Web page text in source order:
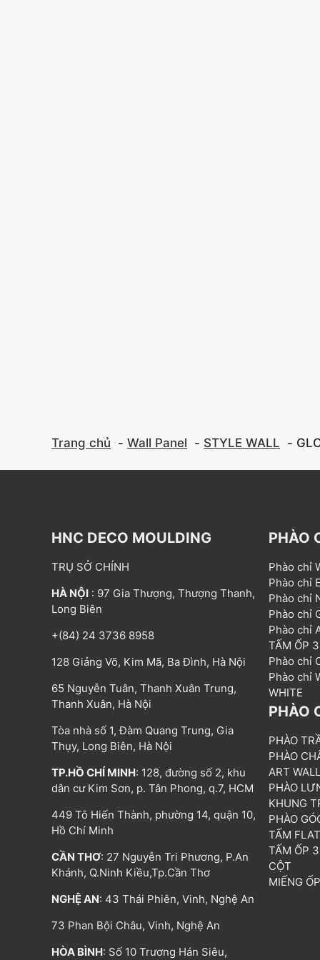
Trang chủ Wall Panel STYLE WALL
HNC DECO MOULDING
TRỤ SỞ CHÍNH
HÀ NỘI : 97 Gia Thượng, Thượng Thanh,
Long Biên
+(84) 24 3736 8958
128 Giảng Võ, Kim Mã, Ba Đình, Hà Nội
65 Nguyễn Tuân, Thanh Xuân Trung,
Thanh Xuân, Hà Nội
Tòa nhà số 1, Đàm Quang Trung, Gia
Thụy, Long Biên, Hà Nội
TP.HỒ CHÍ MINH: 128, đường số 2, khu
dân cư Kim Sơn, p. Tân Phong, q.7, HCM
449 Tô Hiến Thành, phường 14, quận 10,
Hồ Chí Minh
CẦN THƠ: 27 Nguyễn Tri Phương, P.An
Khánh, Q.Ninh Kiều,Tp.Cần Thơ
NGHỆ AN: 43 Thái Phiên, Vinh, Nghệ An
73 Phan Bội Châu, Vinh, Nghệ An
HÒA BÌNH: Số 10 Trương Hán Siêu,
PHÀO
Phào chỉ
Phào chỉ
Phào chỉ
Phào chỉ
Phào chỉ
TẤM ỐP
Phào chỉ
Phào chỉ
WHITE
PHÀO
PHÀO
PHÀO
ART WALL
PHÀO
KHUNG
PHÀO
TẤM FLAT
TẤM ỐP
CỘT
MIẾNG ỐP